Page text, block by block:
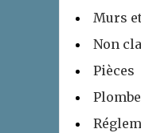
Murs
Non
Pièces